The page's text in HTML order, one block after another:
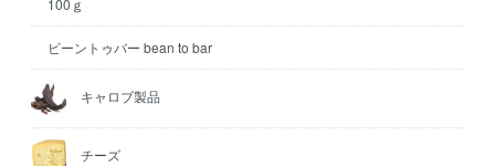
ビーントゥバー bean to bar
キャロブ製品
チーズ